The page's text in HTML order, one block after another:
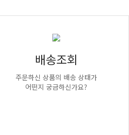
배송조회
주문하신 상품의 배송 상태가
어떤지 궁금하신가요?